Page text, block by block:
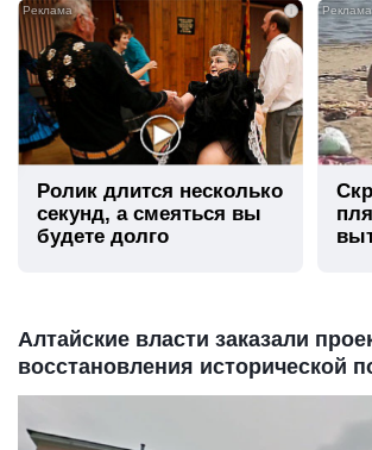
Ролик длится несколько
секунд, а смеяться вы
будете долго
Алтайские власти заказали
восстановления исторической